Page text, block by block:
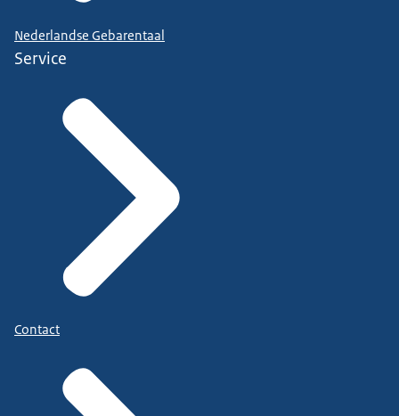
Nederlandse Gebarentaal
Service
Contact